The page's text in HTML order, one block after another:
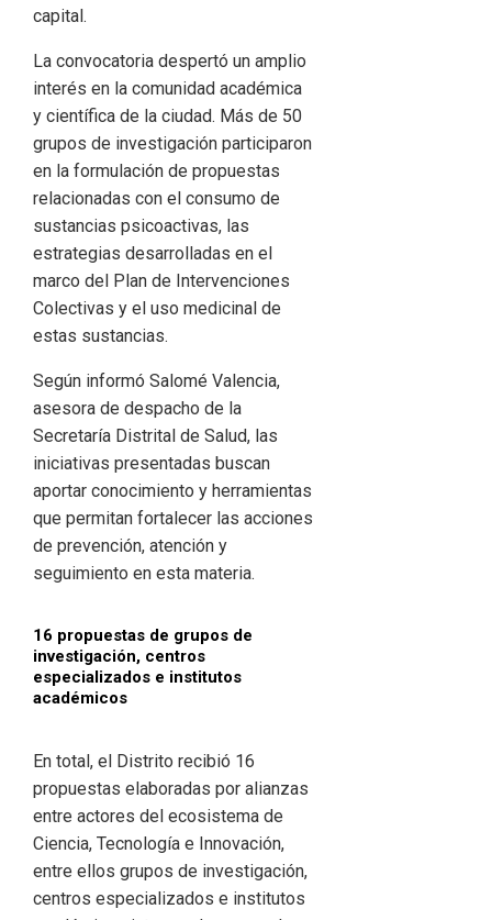
capital.
La convocatoria despertó un amplio
interés en la comunidad académica
y científica de la ciudad. Más de 50
grupos de investigación participaron
en la formulación de propuestas
relacionadas con el consumo de
sustancias psicoactivas, las
estrategias desarrolladas en el
marco del Plan de Intervenciones
Colectivas y el uso medicinal de
estas sustancias.
Según informó Salomé Valencia,
asesora de despacho de la
Secretaría Distrital de Salud, las
iniciativas presentadas buscan
aportar conocimiento y herramientas
que permitan fortalecer las acciones
de prevención, atención y
seguimiento en esta materia.
16 propuestas de grupos de
investigación, centros
especializados e institutos
académicos
En total, el Distrito recibió 16
propuestas elaboradas por alianzas
entre actores del ecosistema de
Ciencia, Tecnología e Innovación,
entre ellos grupos de investigación,
centros especializados e institutos